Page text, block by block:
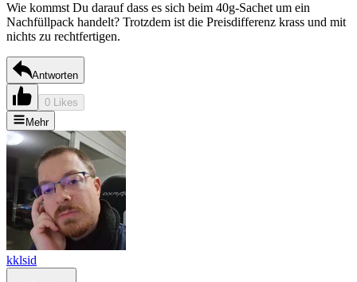
Wie kommst Du darauf dass es sich beim 40g-Sachet um ein
Nachfüllpack handelt? Trotzdem ist die Preisdifferenz krass und mit
nichts zu rechtfertigen.
Antworten
0 Likes
Mehr
kklsid